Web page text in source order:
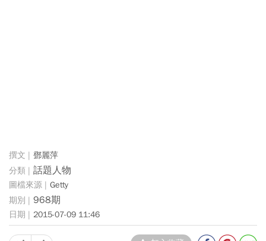
鄧麗萍
話題人物
Getty
968期
2015-07-09 11:46